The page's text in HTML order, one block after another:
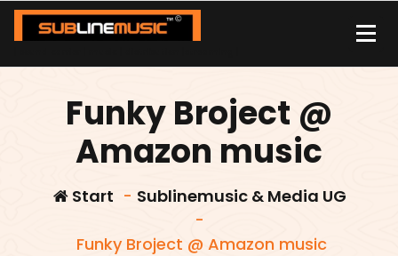
Zum
Inhalt
Funky Broject @
Amazon music
Start - Sublinemusic & Media UG
-
Funky Broject @ Amazon music